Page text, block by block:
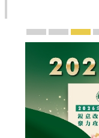
宣传及推
赓续中葡传
澳门名
行